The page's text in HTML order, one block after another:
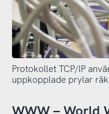
Protokollet TCP/IP
uppkopplade prylar